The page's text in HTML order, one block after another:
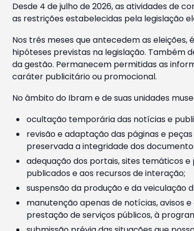
Desde 4 de julho de 2026, as atividades de
as restrições estabelecidas pela legislação
Nos três meses que antecedem as
hipóteses previstas na legislação. Também
da gestão. Permanecem permitidas as
caráter publicitário ou promocional.
No âmbito do Ibram e de suas unidades
ocultação temporária das notícias e
revisão e adaptação das páginas e
preservada a integridade dos
adequação dos portais, sites temáticos e
publicados e aos recursos de interação;
suspensão da produção e da
manutenção apenas de notícias, avisos
prestação de serviços públicos, à